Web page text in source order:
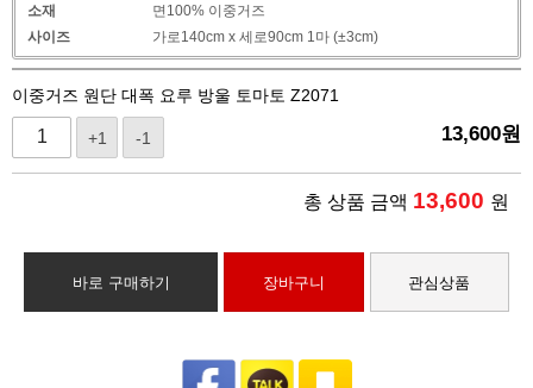
소재
면100% 이중거즈
사이즈
가로140cm x 세로90cm 1마 (±3cm)
이중거즈 원단 대폭 요루 방울 토마토 Z2071
+1 -1 13,600원
총 상품 금액 13,600 원
바로 구매하기 장바구니 관심상품